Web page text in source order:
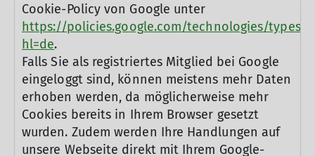
Cookie-Policy von Google unter
https://policies.google.com/technologies/types?
hl=de.
Falls Sie als registriertes Mitglied bei Google
eingeloggt sind, können meistens mehr Daten
erhoben werden, da möglicherweise mehr
Cookies bereits in Ihrem Browser gesetzt
wurden. Zudem werden Ihre Handlungen auf
unsere Webseite direkt mit Ihrem Google-